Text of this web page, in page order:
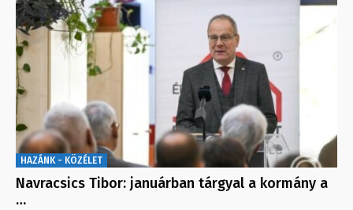
HAZÁNK - KÖZÉLET
Navracsics Tibor: januárban tárgyal a kormány a
…